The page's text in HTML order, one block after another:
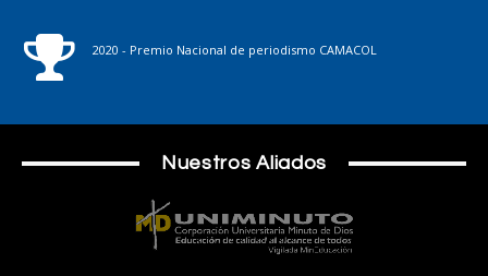
2020 - Premio Nacional de periodismo CAMACOL
Nuestros Aliados